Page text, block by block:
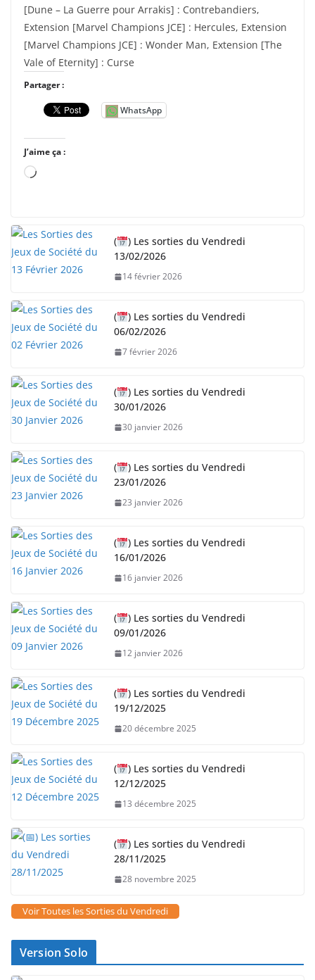
[Dune – La Guerre pour Arrakis] : Contrebandiers,
Extension [Marvel Champions JCE] : Hercules, Extension
[Marvel Champions JCE] : Wonder Man, Extension [The
Vale of Eternity] : Curse
Partager :
WhatsApp
J’aime ça :
C
n
t
…
(
) Les sorties du Vendredi
13/02/2026
14 février 2026
(
) Les sorties du Vendredi
06/02/2026
7 février 2026
(
) Les sorties du Vendredi
30/01/2026
30 janvier 2026
(
) Les sorties du Vendredi
23/01/2026
23 janvier 2026
(
) Les sorties du Vendredi
16/01/2026
16 janvier 2026
(
) Les sorties du Vendredi
09/01/2026
12 janvier 2026
(
) Les sorties du Vendredi
19/12/2025
20 décembre 2025
(
) Les sorties du Vendredi
12/12/2025
13 décembre 2025
(
) Les sorties du Vendredi
28/11/2025
28 novembre 2025
Voir Toutes les Sorties du Vendredi
Version Solo